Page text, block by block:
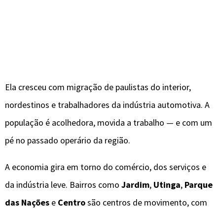
Ela cresceu com migração de paulistas do interior,
nordestinos e trabalhadores da indústria automotiva. A
população é acolhedora, movida a trabalho — e com um
pé no passado operário da região.
A economia gira em torno do comércio, dos serviços e
da indústria leve. Bairros como Jardim, Utinga, Parque
das Nações e Centrosão centros de movimento, com